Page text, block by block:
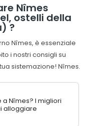
Nîmes
ostelli della
?
Nîmes, è essenziale
i nostri consigli su
sistemazione! Nîmes.
Nîmes? I migliori
alloggiare